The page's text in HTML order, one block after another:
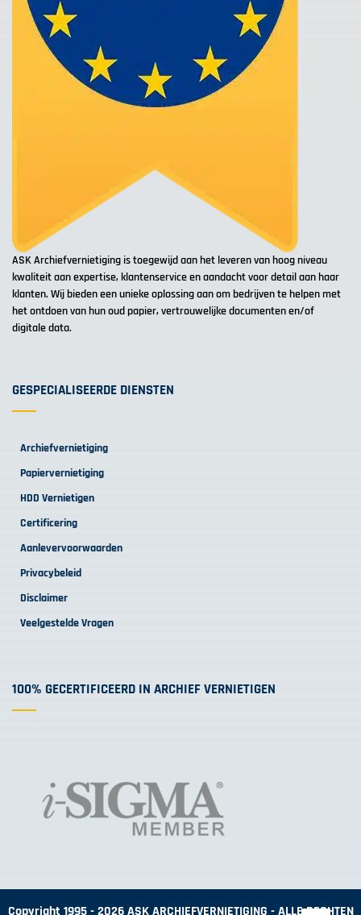
ASK Archiefvernietiging is toegewijd aan het leveren van hoog niveau
kwaliteit aan expertise, klantenservice en aandacht voor detail aan haar
klanten. Wij bieden een unieke oplossing aan om bedrijven te helpen met
het ontdoen van hun oud papier, vertrouwelijke documenten en/of
digitale data.
GESPECIALISEERDE DIENSTEN
Archiefvernietiging
Papiervernietiging
HDD Vernietigen
Certificering
Aanlevervoorwaarden
Privacybeleid
Disclaimer
Veelgestelde Vragen
100% GECERTIFICEERD IN ARCHIEF VERNIETIGEN
Copyright 1995 - 2026 ASK ARCHIEFVERNIETIGING - ALLE RECHTEN